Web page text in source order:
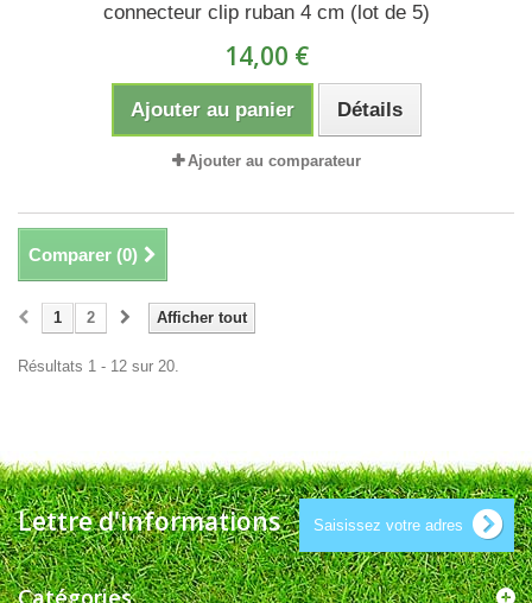
connecteur clip ruban 4 cm (lot de 5)
14,00 €
Ajouter au panier Détails
Ajouter au comparateur
Comparer (0)
Afficher tout
1 2
Résultats 1 - 12 sur 20.
Lettre d'informations
Catégories